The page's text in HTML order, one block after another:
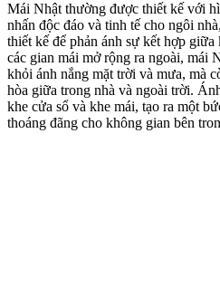
Mái Nhật thường được thiết kế với
nhấn độc đáo và tinh tế cho ngôi
thiết kế để phản ánh sự kết hợp
các gian mái mở rộng ra ngoài, mái
khỏi ánh nắng mặt trời và mưa, mà
hòa giữa trong nhà và ngoài trời.
khe cửa sổ và khe mái, tạo ra một
thoáng đãng cho không gian bên